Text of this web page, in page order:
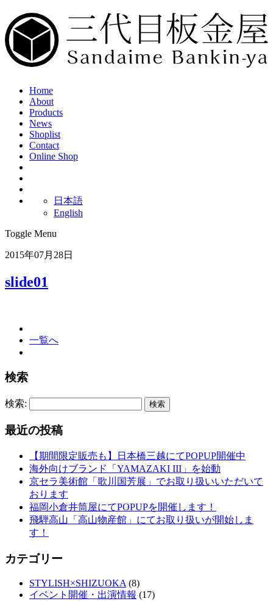
Home
About
Products
News
Shoplist
Contact
Online Shop
日本語
English
Toggle Menu
2015年07月28日
slide01
一覧へ
検索
検索:
最近の投稿
【期間限定販売も】日本橋三越にてPOPUP開催中
海外向けブランド「YAMAZAKI III」を始動
京セラ美術館「歌川国芳展」でお取り扱いいただいて
おります
福岡小倉井筒屋にてPOPUPを開催します！
飛騨高山「高山物産館」にてお取り扱いが開始しま
す！
カテゴリー
STYLISH×SHIZUOKA (8)
イベント開催・出演情報 (17)